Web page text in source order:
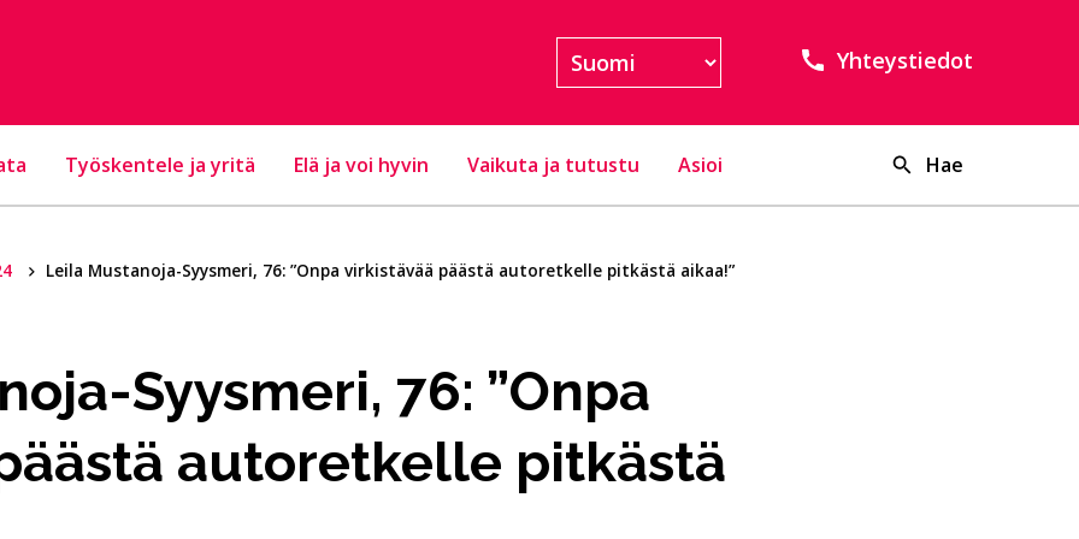
Yhteystiedot
Työskentele ja yritä Elä ja voi hyvin Vaikuta ja tutustu Asioi Hae
Leila Mustanoja-Syysmeri, 76: ”Onpa virkistävää päästä autoretkelle pitkästä aikaa!”
Syysmeri, 76: ”Onpa
autoretkelle pitkästä